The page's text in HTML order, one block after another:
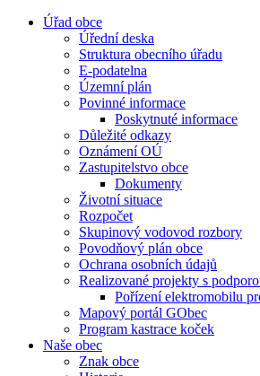
Úřad obce
Úřední deska
Struktura obecního úřadu
E-podatelna
Územní plán
Povinné informace
Poskytnuté informace
Důležité odkazy
Oznámení OÚ
Zastupitelstvo obce
Dokumenty
Životní situace
Rozpočet
Skupinový vodovod rozbory
Povodňový plán obce
Ochrana osobních údajů
Realizované projekty s
Pořízení elektromobilu
Mapový portál GObec
Program kastrace koček
Naše obec
Znak obce